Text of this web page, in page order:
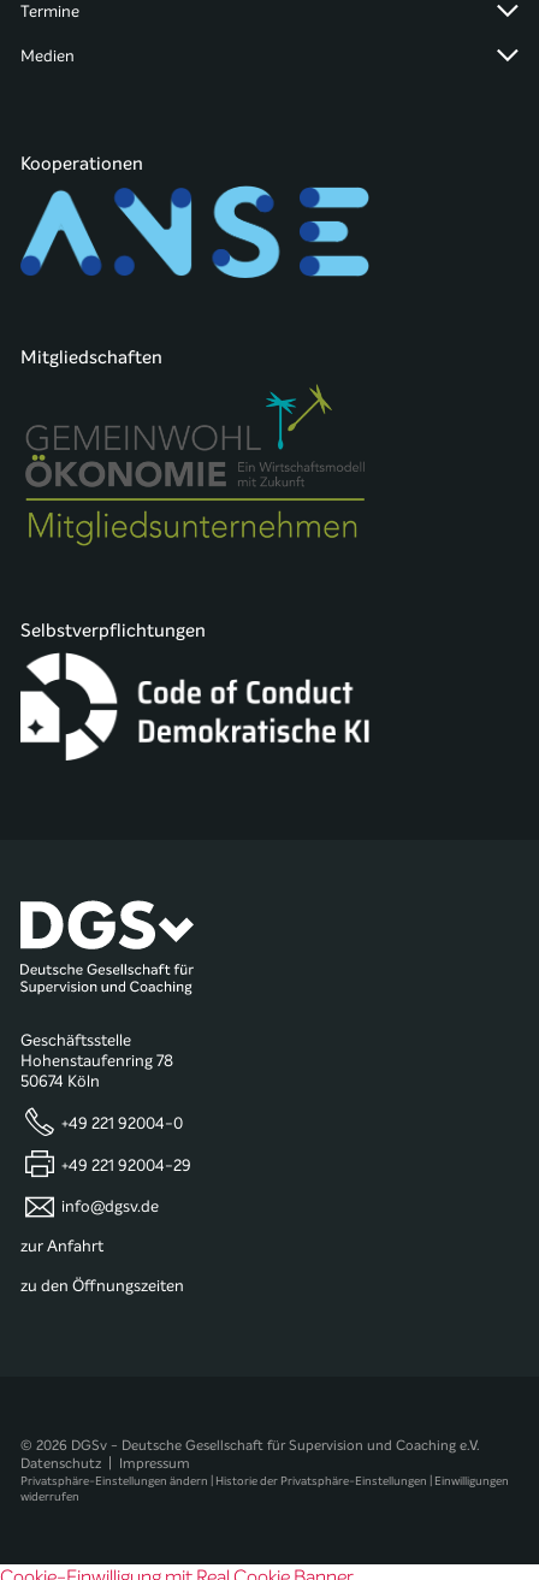
Termine
Medien
Kooperationen
Mitgliedschaften
Selbstverpflichtungen
Geschäftsstelle
Hohenstaufenring 78
50674 Köln
+49 221 92004-0
+49 221 92004-29
info@dgsv.de
zur Anfahrt
zu den Öffnungszeiten
© 2026 DGSv - Deutsche Gesellschaft für Supervision und Coaching e.V.
Datenschutz
Impressum
Privatsphäre-Einstellungen ändern Historie der Privatsphäre-Einstellungen
Einwilligungen
widerrufen